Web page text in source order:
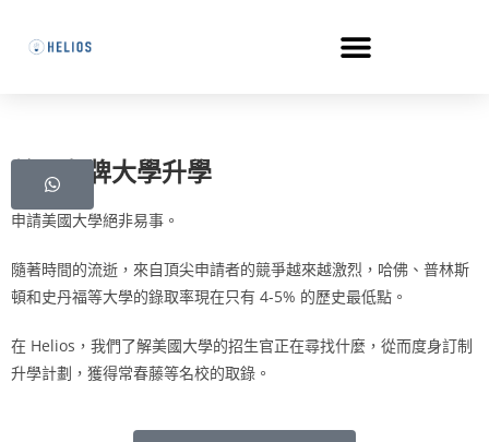
美國名牌大學升學
申請美國大學絕非易事。
隨著時間的流逝，來自頂尖申請者的競爭越來越激烈，哈佛、普林斯
頓和史丹福等大學的錄取率現在只有 4-5% 的歷史最低點。
在 Helios，我們了解美國大學的招生官正在尋找什麼，從而度身訂制
升學計劃，獲得常春藤等名校的取錄。